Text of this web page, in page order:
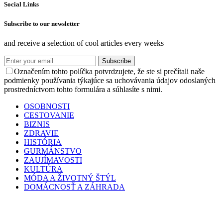
Social Links
Subscribe to our newsletter
and receive a selection of cool articles every weeks
Subscribe
Označením tohto políčka potvrdzujete, že ste si prečítali naše
podmienky používania týkajúce sa uchovávania údajov odoslaných
prostredníctvom tohto formulára a súhlasíte s nimi.
OSOBNOSTI
CESTOVANIE
BIZNIS
ZDRAVIE
HISTÓRIA
GURMÁNSTVO
ZAUJÍMAVOSTI
KULTÚRA
MÓDA A ŽIVOTNÝ ŠTÝL
DOMÁCNOSŤ A ZÁHRADA